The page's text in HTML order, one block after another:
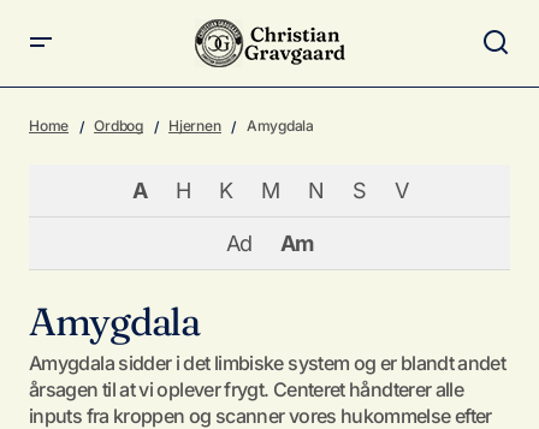
Home Ordbog Hjernen Amygdala
A H K M N S V
Ad Am
Amygdala
Amygdala sidder i det limbiske system og er blandt andet
årsagen til at vi oplever frygt. Centeret håndterer alle
inputs fra kroppen og scanner vores hukommelse efter